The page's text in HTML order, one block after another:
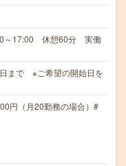
～17:00 休憩60分 実働
まで ※ご希望の開始日を
円（月20勤務の場合）#